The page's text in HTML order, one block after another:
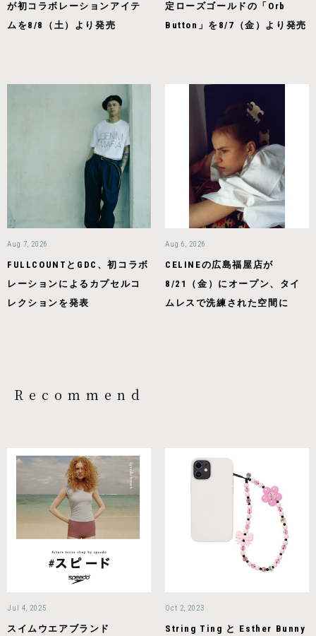
が初コラボレーションアイテ
ムを8/8（土）より発売
定ローズゴールドの「Orb
Button」を8/7（金）より発売
Aug 7, 2026
FULLCOUNTとGDC、初コラボ
レーションによるカプセルコ
レクションを発表
Aug 6, 2026
CELINEの広島福屋店が
8/21（金）にオープン、タイ
ムレスで洗練された空間に
Recommend
Jul 4, 2025
スイムウエアブランド
Oct 2, 2023
String Ting と Esther Bunny